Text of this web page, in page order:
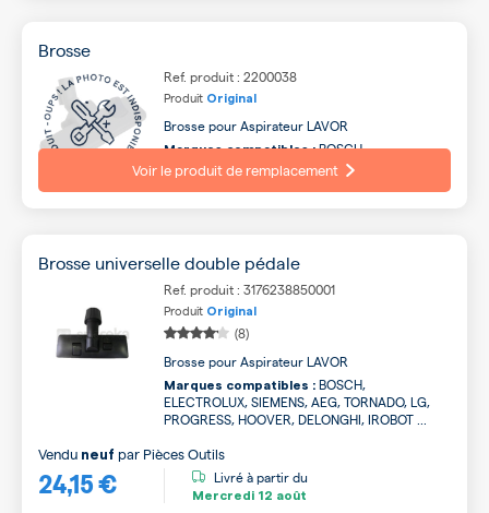
Brosse
Ref. produit : 2200038
Produit Original
Brosse pour Aspirateur LAVOR
Marques compatibles :BOSCH,
ELECTROLUX, SIEMENS, AEG, TORNADO, LG,
PROGRESS, HOOVER, DELONGHI, IROBOT ...
Voir le produit de remplacement
Brosse universelle double pédale
Ref. produit : 3176238850001
Produit Original
(8)
Brosse pour Aspirateur LAVOR
Marques compatibles : BOSCH,
ELECTROLUX, SIEMENS, AEG, TORNADO, LG,
PROGRESS, HOOVER, DELONGHI, IROBOT ...
24,15 €
Vendu neuf par Pièces Outils
Livré à partir du
Mercredi 12 août